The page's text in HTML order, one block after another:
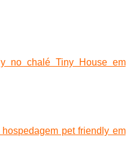
no chalé Tiny House em
pet friendly em